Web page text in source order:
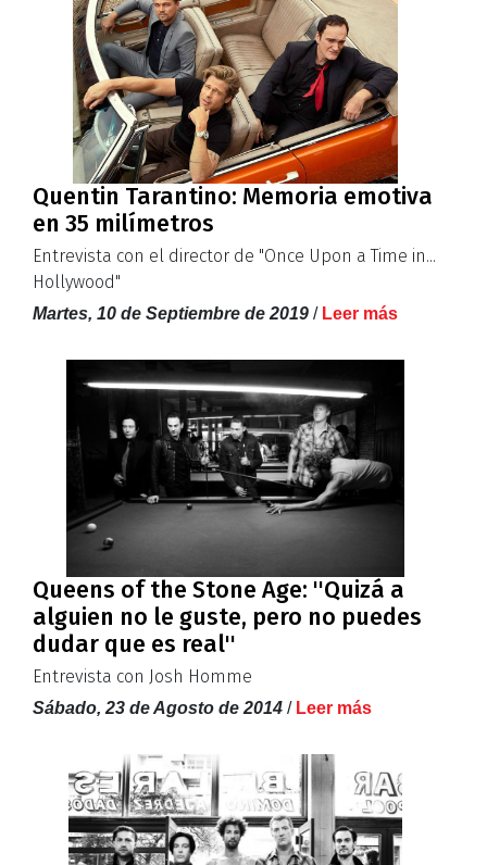
Quentin Tarantino: Memoria emotiva
en 35 milímetros
Entrevista con el director de "Once Upon a Time in...
Hollywood"
Martes, 10 de Septiembre de 2019 / Leer más
Queens of the Stone Age: ''Quizá a
alguien no le guste, pero no puedes
dudar que es real''
Entrevista con Josh Homme
Sábado, 23 de Agosto de 2014 / Leer más